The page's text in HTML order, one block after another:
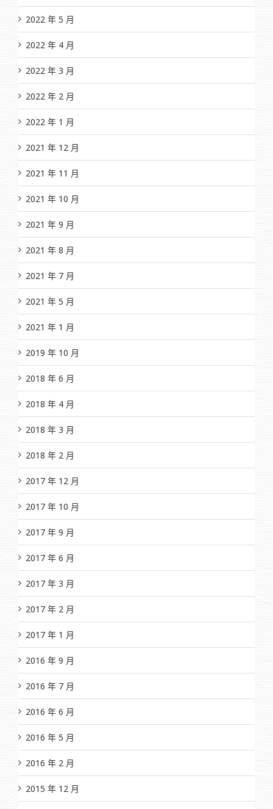
2022 年 5 月
2022 年 4 月
2022 年 3 月
2022 年 2 月
2022 年 1 月
2021 年 12 月
2021 年 11 月
2021 年 10 月
2021 年 9 月
2021 年 8 月
2021 年 7 月
2021 年 5 月
2021 年 1 月
2019 年 10 月
2018 年 6 月
2018 年 4 月
2018 年 3 月
2018 年 2 月
2017 年 12 月
2017 年 10 月
2017 年 9 月
2017 年 6 月
2017 年 3 月
2017 年 2 月
2017 年 1 月
2016 年 9 月
2016 年 7 月
2016 年 6 月
2016 年 5 月
2016 年 2 月
2015 年 12 月